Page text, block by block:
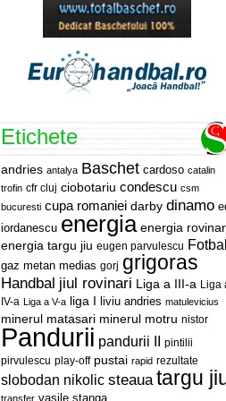
Etichete
andries antalya Baschet cardoso catalin
trofin cfr cluj ciobotariu condescu csm
bucuresti cupa romaniei darby dinamo
iordanescu energia energia
energia targu jiu eugen parvulescu Fotbal
gaz metan medias gorj grigoras
Handbal jiul rovinari Liga a III-a Liga
IV-a Liga a V-a liga I liviu andries matulevicius
minerul matasari minerul motru nistor
Pandurii pandurii II pintilii
pirvulescu play-off pustai rapid rezultate
slobodan nikolic steaua targu
transfer vasile stanga